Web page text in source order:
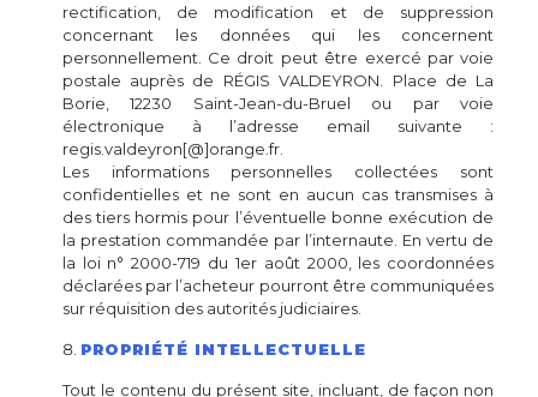
rectification, de modification et de suppression
concernant les données qui les concernent
personnellement. Ce droit peut être exercé par voie
postale auprès de RÉGIS VALDEYRON. Place de La
Borie, 12230 Saint-Jean-du-Bruel ou par voie
électronique à l’adresse email suivante :
regis.valdeyron[@]orange.fr.
Les informations personnelles collectées sont
confidentielles et ne sont en aucun cas transmises à
des tiers hormis pour l’éventuelle bonne exécution de
la prestation commandée par l’internaute. En vertu de
la loi n° 2000-719 du 1er août 2000, les coordonnées
déclarées par l’acheteur pourront être communiquées
sur réquisition des autorités judiciaires.
PROPRIÉTÉ INTELLECTUELLE
Tout le contenu du présent site, incluant, de façon non